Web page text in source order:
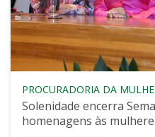
PROCURADORIA DA
Solenidade encerra
homenagens às